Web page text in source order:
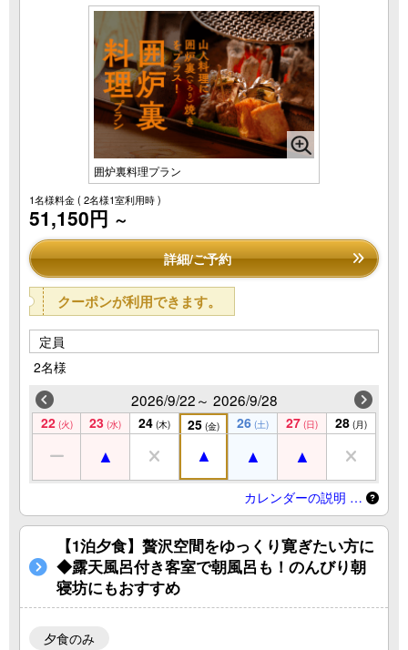
囲炉裏料理プラン
1名様料金( 2名様1室利用時 )
51,150円 ～
詳細/ご予約
クーポンが利用できます。
定員
2名様
2026/9/22～ 2026/9/28
22 (火) 23 (水) 24 (木) 25 (金) 26 (土) 27 (日) 28 (月)
カレンダーの説明 …
【1泊夕食】贅沢空間をゆっくり寛ぎたい方に
◆露天風呂付き客室で朝風呂も！のんびり朝
寝坊にもおすすめ
夕食のみ